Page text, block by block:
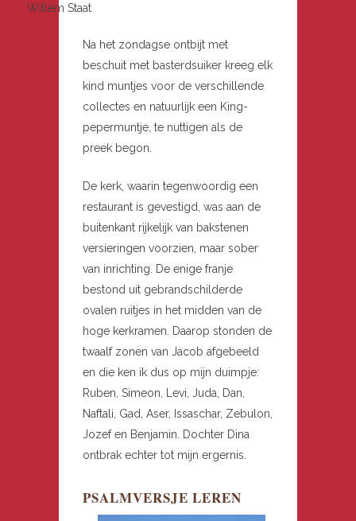
Willem Staat
Na het zondagse ontbijt met
beschuit met basterdsuiker kreeg elk
kind muntjes voor de verschillende
collectes en natuurlijk een King-
pepermuntje, te nuttigen als de
preek begon.
De kerk, waarin tegenwoordig een
restaurant is gevestigd, was aan de
buitenkant rijkelijk van bakstenen
versieringen voorzien, maar sober
van inrichting. De enige franje
bestond uit gebrandschilderde
ovalen ruitjes in het midden van de
hoge kerkramen. Daarop stonden de
twaalf zonen van Jacob afgebeeld
en die ken ik dus op mijn duimpje:
Ruben, Simeon, Levi, Juda, Dan,
Naftali, Gad, Aser, Issaschar, Zebulon,
Jozef en Benjamin. Dochter Dina
ontbrak echter tot mijn ergernis.
PSALMVERSJE LEREN